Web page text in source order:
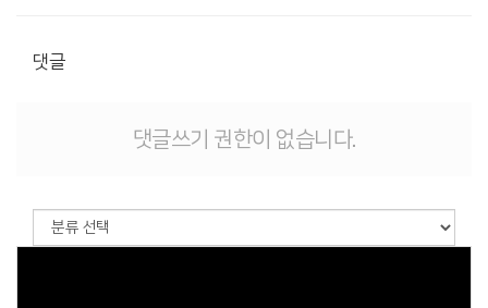
댓글
댓글쓰기 권한이 없습니다.